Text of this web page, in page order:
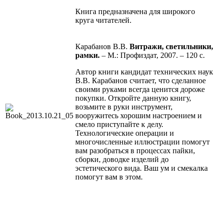
Книга предназначена для широкого
круга читателей.
Карабанов В.В. Витражи, светильники,
рамки. – М.: Профиздат, 2007. – 120 с.
Автор книги кандидат технических наук
В.В. Карабанов считает, что сделанное
своими руками всегда ценится дороже
покупки. Откройте данную книгу,
возьмите в руки инструмент,
вооружитесь хорошим настроением и
смело приступайте к делу.
Технологические операции и
многочисленные иллюстрации помогут
вам разобраться в процессах пайки,
сборки, доводке изделий до
эстетического вида. Ваш ум и смекалка
помогут вам в этом.